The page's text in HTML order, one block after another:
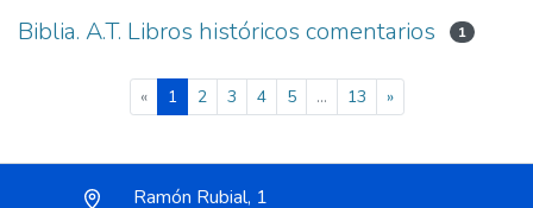
Biblia. A.T. Libros históricos comentarios 1
« 1(current)
2 3 4 5 ... 13 »
Ramón Rubial, 1